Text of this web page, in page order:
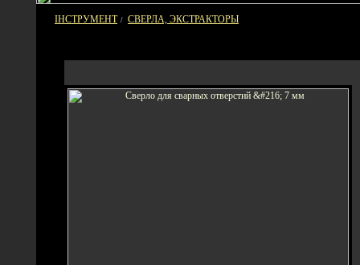
ІНСТРУМЕНТ / СВЕРЛА, ЭКСТРАКТОРЫ